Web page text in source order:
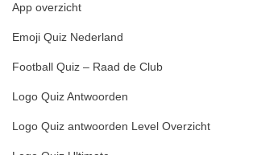
App overzicht
Emoji Quiz Nederland
Football Quiz – Raad de Club
Logo Quiz Antwoorden
Logo Quiz antwoorden Level Overzicht